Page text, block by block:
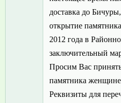
доставка до
открытие
2012 года в
заключительный
Просим Вас принять
памятника
Реквизиты для